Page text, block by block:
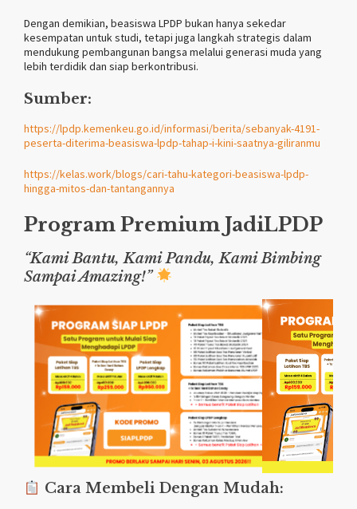
Dengan demikian, beasiswa LPDP bukan hanya sekedar
kesempatan untuk studi, tetapi juga langkah strategis dalam
mendukung pembangunan bangsa melalui generasi muda yang
lebih terdidik dan siap berkontribusi.
Sumber:
https://lpdp.kemenkeu.go.id/informasi/berita/sebanyak-4191-
peserta-diterima-beasiswa-lpdp-tahap-i-kini-saatnya-giliranmu
https://kelas.work/blogs/cari-tahu-kategori-beasiswa-lpdp-
hingga-mitos-dan-tantangannya
Program Premium JadiLPDP
“Kami Bantu, Kami Pandu, Kami Bimbing
Sampai Amazing!”
Cara Membeli Dengan Mudah: